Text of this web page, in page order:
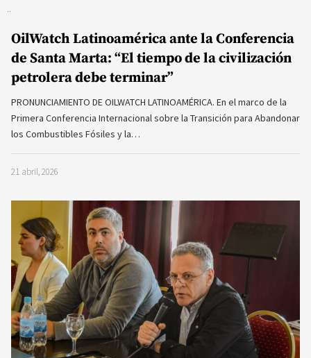
OilWatch Latinoamérica ante la Conferencia
de Santa Marta: “El tiempo de la civilización
petrolera debe terminar”
PRONUNCIAMIENTO DE OILWATCH LATINOAMÉRICA. En el marco de la
Primera Conferencia Internacional sobre la Transición para Abandonar
los Combustibles Fósiles y la…
21 abril, 2026